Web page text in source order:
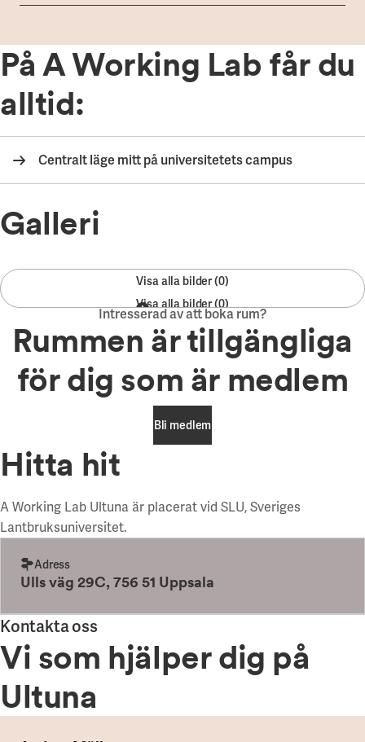
Karlstads universitet
Gävle
Skövde
Borås
På A Working Lab får du
alltid:
Centralt läge mitt på universitetets campus
Galleri
Visa alla bilder
Visa alla bilder
Intresserad av att boka rum?
Rummen är tillgängliga
för dig som är medlem
Bli medlem
Hitta hit
A Working Lab Ultuna är placerat vid SLU, Sveriges
Lantbruksuniversitet.
Adress
Ulls väg 29C, 756 51 Uppsala
Kontakta oss
Vi som hjälper dig på
Ultuna